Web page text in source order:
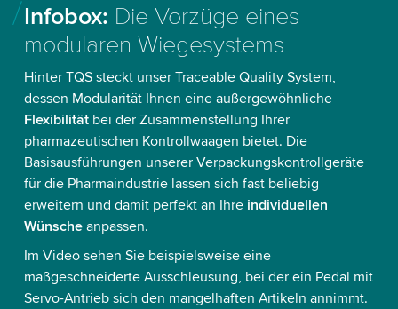
Infobox: Die Vorzüge eines
modularen Wiegesystems
Hinter TQS steckt unser Traceable Quality System,
dessen Modularität Ihnen eine außergewöhnliche
Flexibilitätbei der Zusammenstellung Ihrer
pharmazeutischen Kontrollwaagen bietet. Die
Basisausführungen unserer Verpackungskontrollgeräte
für die Pharmaindustrie lassen sich fast beliebig
erweitern und damit perfekt an Ihre individuellen
Wünscheanpassen.
Im Video sehen Sie beispielsweise eine
maßgeschneiderte Ausschleusung, bei der ein Pedal mit
Servo-Antrieb sich den mangelhaften Artikeln annimmt.